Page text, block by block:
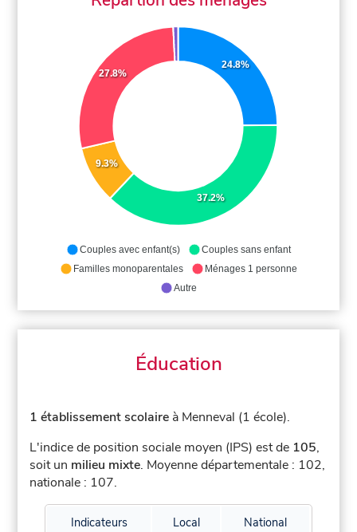
24.8%
37.2%
9.3%
27.8%
Couples avec enfant(s)
Couples sans enfant
Familles monoparentales
Ménages 1 personne
Autre
Éducation
1 établissement scolaire à Menneval (1 école).
L'indice de position sociale moyen (IPS) est de 105,
soit un milieu mixte. Moyenne départementale : 102,
nationale : 107.
Indicateurs Local National